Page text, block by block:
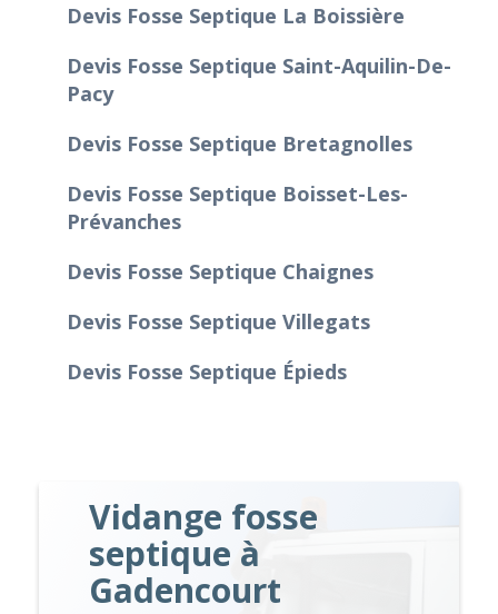
Devis Fosse Septique La Boissière
Devis Fosse Septique Saint-Aquilin-De-
Pacy
Devis Fosse Septique Bretagnolles
Devis Fosse Septique Boisset-Les-
Prévanches
Devis Fosse Septique Chaignes
Devis Fosse Septique Villegats
Devis Fosse Septique Épieds
Vidange fosse
septique à
Gadencourt